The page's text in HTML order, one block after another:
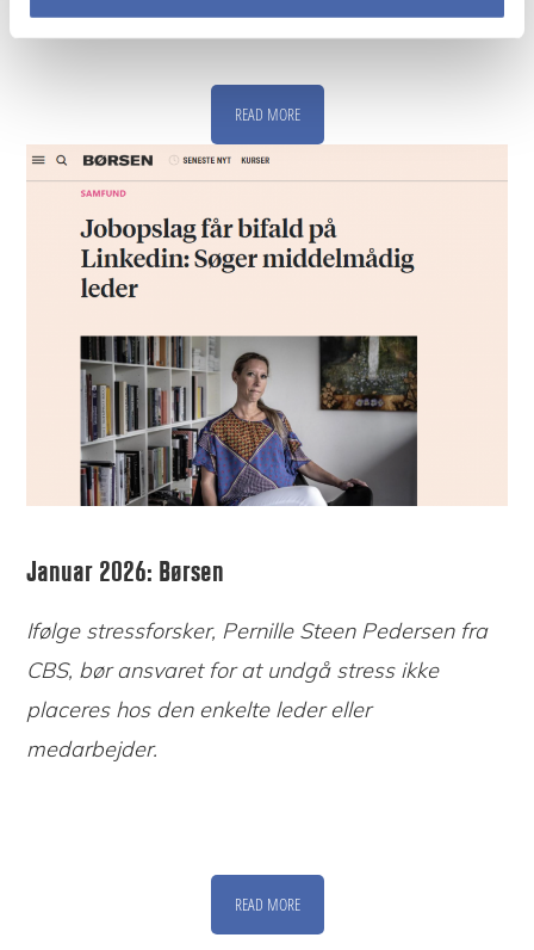
READ MORE
Januar 2026: Børsen
Ifølge stressforsker, Pernille Steen Pedersen fra
CBS, bør ansvaret for at undgå stress ikke
placeres hos den enkelte leder eller
medarbejder.
READ MORE